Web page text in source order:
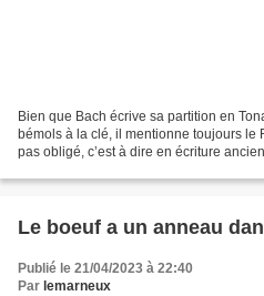
Bien que Bach écrive sa partition en
bémols à la clé, il mentionne toujours le
pas obligé, c’est à dire en écriture
Le boeuf a un anneau
Publié le 21/04/2023 à 22:40
Par lemarneux